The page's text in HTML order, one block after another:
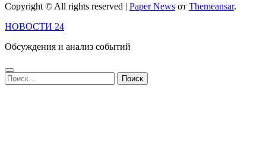
Copyright © All rights reserved | Paper News от Themeansar.
НОВОСТИ 24
Обсуждения и анализ событий
Найти: